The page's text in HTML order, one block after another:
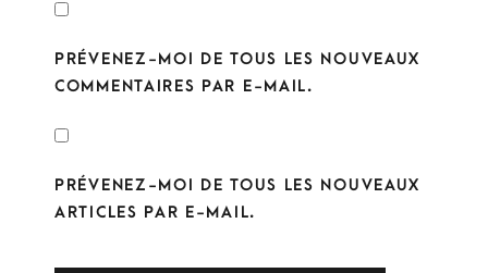
PRÉVENEZ-MOI DE TOUS LES NOUVEAUX
COMMENTAIRES PAR E-MAIL.
PRÉVENEZ-MOI DE TOUS LES NOUVEAUX
ARTICLES PAR E-MAIL.